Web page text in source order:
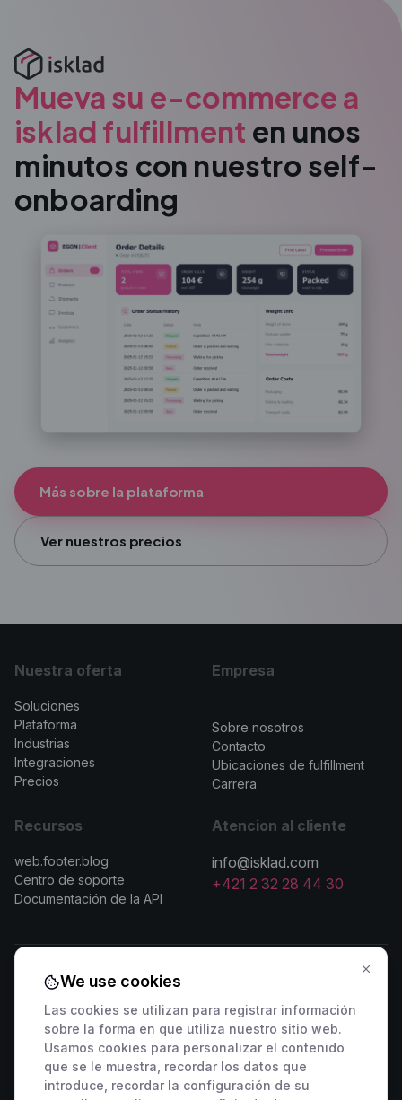
Mueva su e-commerce a
isklad fulfillment en unos
minutos con nuestro self-
onboarding
Más sobre la plataforma
Ver nuestros precios
Nuestra oferta
Soluciones
Plataforma
Industrias
Integraciones
Precios
Empresa
Sobre nosotros
Contacto
Ubicaciones de fulfillment
Carrera
Recursos
web.footer.blog
Centro de soporte
Documentación de la API
Atencion al cliente
info@isklad.com
+421 2 32 28 44 30
Contactar con ventas
🇸🇰 +421 2 222 006 94
🇨🇿 +420 311 440 767
🇵🇱 +48 22 307 03 34
🇦🇹 +43 1 442 0203
🇷🇴 +40 316 306 173
🇭🇺 +36 1 901 0594
We use cookies
Las cookies se utilizan para registrar información
sobre la forma en que utiliza nuestro sitio web.
Usamos cookies para personalizar el contenido
que se le muestra, recordar los datos que
introduce, recordar la configuración de su